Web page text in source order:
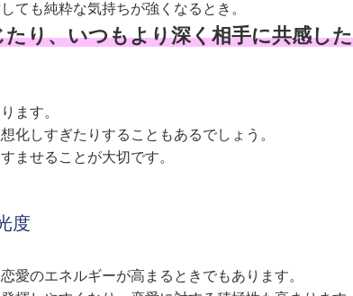
ても純粋な気持ちが強くなるとき。
り、いつもより深く相手に共感し
ます。
化しすぎたりすることもあるでしょう。
ませることが大切です。
度
愛のエネルギーが高まるときでもあります。